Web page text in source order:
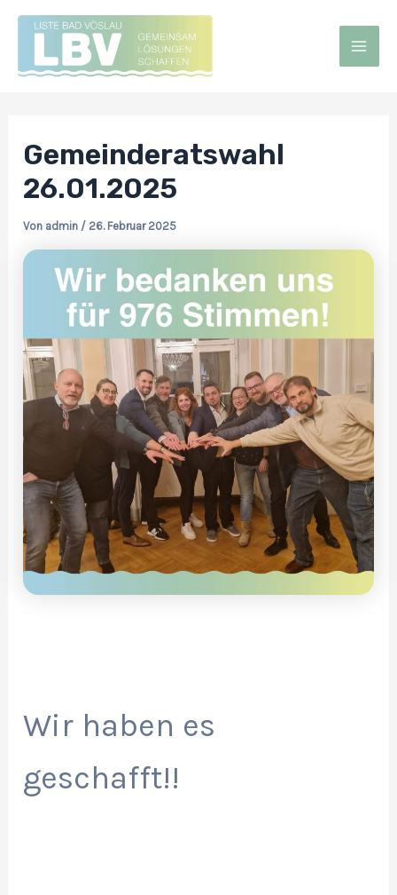
Zum
Inhalt
springen
Gemeinderatswahl
26.01.2025
Von admin / 26. Februar 2025
Wir haben es
geschafft!!
Post
navigation